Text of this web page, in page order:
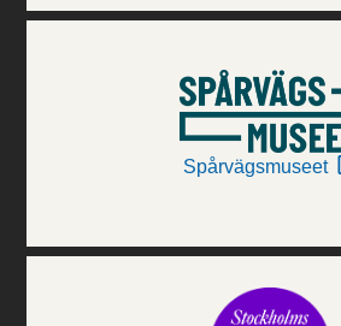
Spårvägsmuseet